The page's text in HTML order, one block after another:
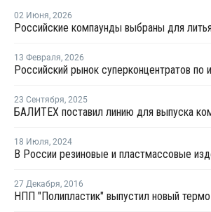
02 Июня, 2026
13 Февраля, 2026
23 Сентября, 2025
18 Июля, 2024
27 Декабря, 2016
НПП "Полипластик" выпустил новый